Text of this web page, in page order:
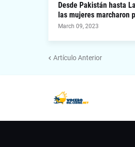
Desde Pakistán hasta
las mujeres marcharon
March 09, 2023
Artículo Anterior